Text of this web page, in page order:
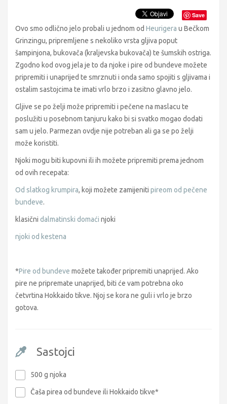
Save
Ovo smo odlično jelo probali u jednom od Heurigera u Bečkom
Grinzingu, pripremljene s nekoliko vrsta gljiva poput
šampinjona, bukovača (kraljevska bukovača) te šumskih ostriga.
Zgodno kod ovog jela je to da njoke i pire od bundeve možete
pripremiti i unaprijed te smrznuti i onda samo spojiti s gljivama i
ostalim sastojcima te imati vrlo brzo i zasitno glavno jelo.
Gljive se po želji može pripremiti i pečene na maslacu te
poslužiti u posebnom tanjuru kako bi si svatko mogao dodati
sam u jelo. Parmezan ovdje nije potreban ali ga se po želji
može koristiti.
Njoki mogu biti kupovni ili ih možete pripremiti prema jednom
od ovih recepata:
Od slatkog krumpira, koji možete zamijeniti pireom od pečene
bundeve.
klasični dalmatinski domaći njoki
njoki od kestena
*Pire od bundeve možete također pripremiti unaprijed. Ako
pire ne pripremate unaprijed, biti će vam potrebna oko
četvrtina Hokkaido tikve. Njoj se kora ne guli i vrlo je brzo
gotova.
Sastojci
500 g njoka
Čaša pirea od bundeve ili Hokkaido tikve*